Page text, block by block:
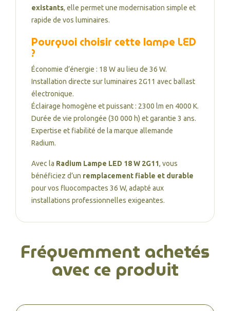
existants, elle permet une modernisation simple et
rapide de vos luminaires.
Pourquoi choisir cette lampe LED
?
Économie d’énergie : 18 W au lieu de 36 W.
Installation directe sur luminaires 2G11 avec ballast
électronique.
Éclairage homogène et puissant : 2300 lm en 4000 K.
Durée de vie prolongée (30 000 h) et garantie 3 ans.
Expertise et fiabilité de la marque allemande
Radium.
Avec la Radium Lampe LED 18 W 2G11, vous
bénéficiez d’un remplacement fiable et durable
pour vos fluocompactes 36 W, adapté aux
installations professionnelles exigeantes.
Fréquemment achetés
avec ce produit